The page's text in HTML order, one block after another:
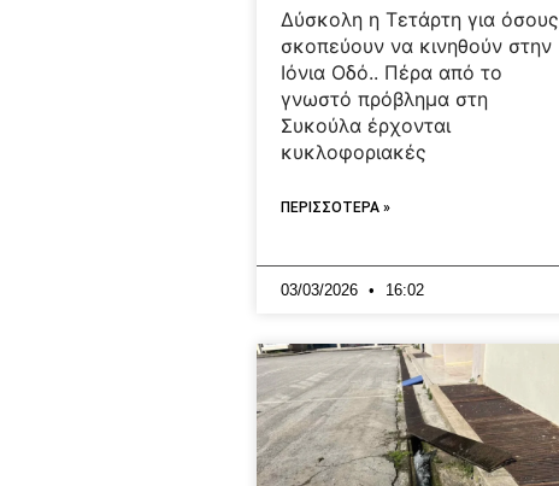
Δύσκολη η Τετάρτη για όσους
σκοπεύουν να κινηθούν στην
Ιόνια Οδό.. Πέρα από το
γνωστό πρόβλημα στη
Συκούλα έρχονται
κυκλοφοριακές
ΠΕΡΙΣΣΟΤΕΡΑ »
03/03/2026 16:02